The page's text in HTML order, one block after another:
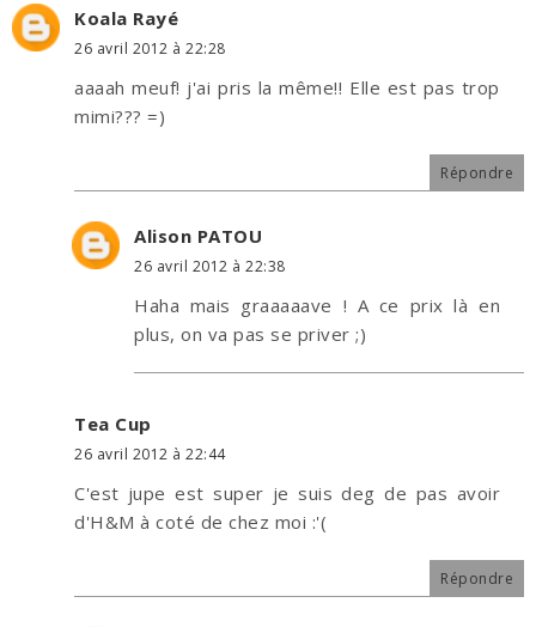
Koala Rayé
26 avril 2012 à 22:28
aaaah meuf! j'ai pris la même!! Elle est pas trop
mimi??? =)
Répondre
Alison PATOU
26 avril 2012 à 22:38
Haha mais graaaaave ! A ce prix là en
plus, on va pas se priver ;)
Tea Cup
26 avril 2012 à 22:44
C'est jupe est super je suis deg de pas avoir
d'H&M à coté de chez moi :'(
Répondre